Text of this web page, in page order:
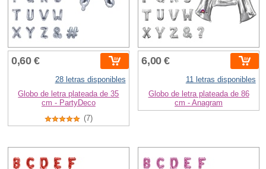
0,60 €
28 letras disponibles
Globo de letra plateada de 35
cm - PartyDeco
(7)
6,00 €
11 letras disponibles
Globo de letra plateada de 86
cm - Anagram